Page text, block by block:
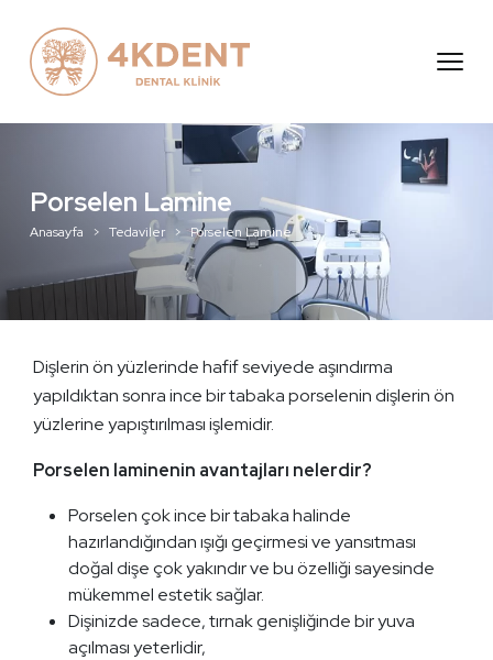
Porselen Lamine
Anasayfa Tedaviler Porselen Lamine
Dişlerin ön yüzlerinde hafif seviyede aşındırma
yapıldıktan sonra ince bir tabaka porselenin dişlerin ön
yüzlerine yapıştırılması işlemidir.
Porselen laminenin avantajları nelerdir?
Porselen çok ince bir tabaka halinde
hazırlandığından ışığı geçirmesi ve yansıtması
doğal dişe çok yakındır ve bu özelliği sayesinde
mükemmel estetik sağlar.
Dişinizde sadece, tırnak genişliğinde bir yuva
açılması yeterlidir,